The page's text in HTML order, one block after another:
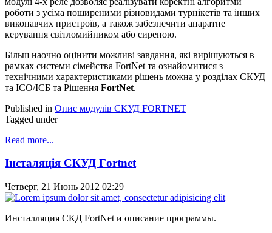
роботи з усіма поширеними різновидами турнікетів та інших
виконавчих пристроїв, а також забезпечити апаратне
керування світломийником або сиреною.
Більш наочно оцінити можливі завдання, які вирішуються в
рамках системи сімейства FortNet та ознайомитися з
технічними характеристиками рішень можна у розділах СКУД
та ІСО/ІСБ та Рішення FortNet.
Published in Опис модулів СКУД FORTNET
Tagged under
Read more...
Інсталяція СКУД Fortnet
Четверг, 21 Июнь 2012 02:29
Инсталляция СКД FortNet и описание программы.